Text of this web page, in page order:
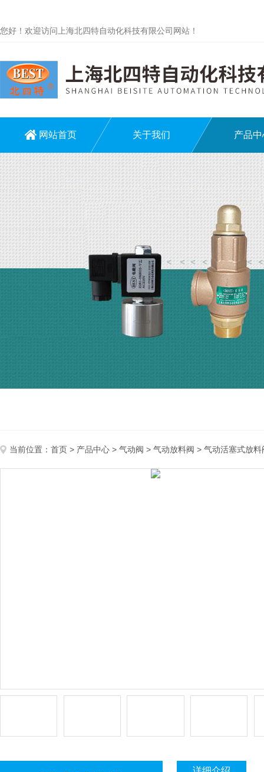
您好！欢迎访问上海北四特自动化科技有限公司网站！
网站首页 关于我们 产品中
当前位置： 首页 > 产品中心 > 气动阀 > 气动放料阀 > 气动活塞式放料